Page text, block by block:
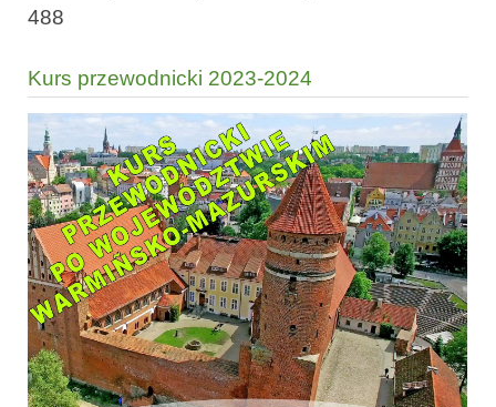
488
Kurs przewodnicki 2023-2024